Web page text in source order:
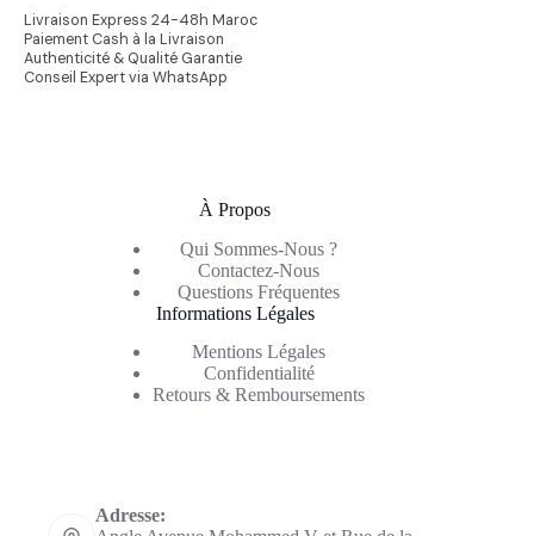
Livraison Express 24-48h Maroc
Paiement Cash à la Livraison
Authenticité & Qualité Garantie
Conseil Expert via WhatsApp
À Propos
Qui Sommes-Nous ?
Contactez-Nous
Questions Fréquentes
Informations Légales
Mentions Légales
Confidentialité
Retours & Remboursements
Adresse: